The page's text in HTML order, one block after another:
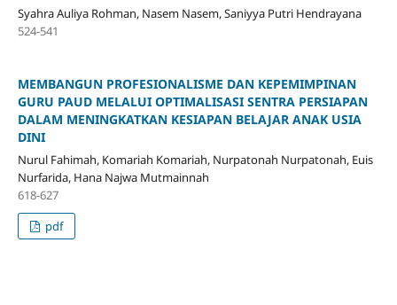
Syahra Auliya Rohman, Nasem Nasem, Saniyya Putri Hendrayana
524-541
MEMBANGUN PROFESIONALISME DAN KEPEMIMPINAN
GURU PAUD MELALUI OPTIMALISASI SENTRA PERSIAPAN
DALAM MENINGKATKAN KESIAPAN BELAJAR ANAK USIA
DINI
Nurul Fahimah, Komariah Komariah, Nurpatonah Nurpatonah, Euis
Nurfarida, Hana Najwa Mutmainnah
618-627
pdf